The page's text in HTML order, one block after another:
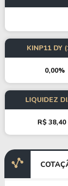
KINP11 DY
0,00%
LIQUIDEZ
R$ 38,40